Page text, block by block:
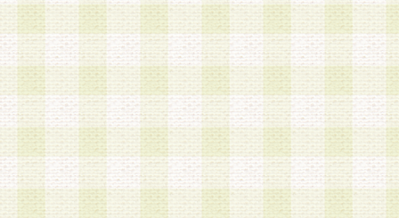
づき選定した委託業者に対して当社の責任におい
できるものとします。な お、当社は、当該委託
契約を締結しこれを遵守させるとともに、本規約
の注意をもって当該情報を使用させるものとし ま
a.本サービスに係る謝礼、景品、調査サンプル品
b.会員からの電話、メール等の問い合わせなどへ
c.モバイルリサーチ、またはグループ形式による
実施もしくは運営
d.その他これらに付随する業務